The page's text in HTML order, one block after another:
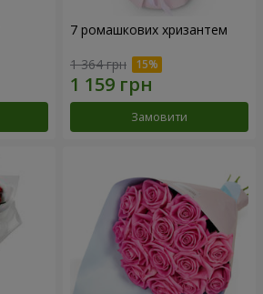
7 ромашкових хризантем
1 364 грн
Замовити